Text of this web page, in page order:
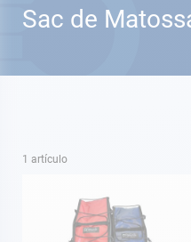
Sac de
1 artículo